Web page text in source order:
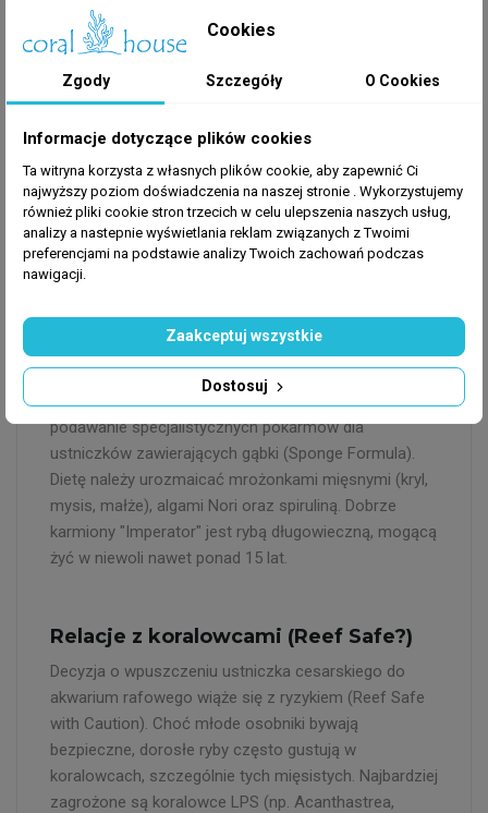
odpoczywać w nocy. Jest wrażliwa na jakość wody,
dlatego wydajna filtracja i stabilne parametry są
kluczowe. Ciekawostką jest fakt, że ustniczki te
potrafią wydawać głośne dźwięki
(chrząkanie/stukanie), gdy są zaniepokojone lub chcą
Dieta i specjalne potrzeby
żywieniowe
w naturze istotną część jego diety stanowią gąbki i
osłonice. W akwarium bywa wybredny, szczególnie w
fazie aklimatyzacji. Aby utrzymać go w zdrowiu i
zapewnić intensywne wybarwienie, konieczne jest
podawanie specjalistycznych pokarmów dla
ustniczków zawierających gąbki (Sponge Formula).
Dietę należy urozmaicać mrożonkami mięsnymi (kryl,
mysis, małże), algami Nori oraz spiruliną. Dobrze
karmiony "Imperator" jest rybą długowieczną, mogącą
żyć w niewoli nawet ponad 15 lat.
Relacje z koralowcami (Reef Safe?)
Decyzja o wpuszczeniu ustniczka cesarskiego do
akwarium rafowego wiąże się z ryzykiem (Reef Safe
with Caution). Choć młode osobniki bywają
bezpieczne, dorosłe ryby często gustują w
koralowcach, szczególnie tych mięsistych. Najbardziej
zagrożone są koralowce LPS (np. Acanthastrea,
Cookies
Zgody Szczegóły O Cookies
Informacje dotyczące plików cookies
Ta witryna korzysta z własnych plików cookie, aby zapewnić Ci
najwyższy poziom doświadczenia na naszej stronie . Wykorzystujemy
również pliki cookie stron trzecich w celu ulepszenia naszych usług,
analizy a nastepnie wyświetlania reklam związanych z Twoimi
preferencjami na podstawie analizy Twoich zachowań podczas
nawigacji.
Dostosuj
Zaakceptuj wszystkie